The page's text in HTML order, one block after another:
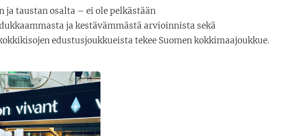
taustan osalta – ei ole pelkästään
ja kestävämmästä arvioinnista sekä
edustusjoukkueista tekee Suomen kokkimaajoukkue.